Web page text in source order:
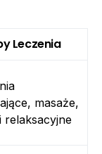
Leczenia
masaże,
relaksacyjne